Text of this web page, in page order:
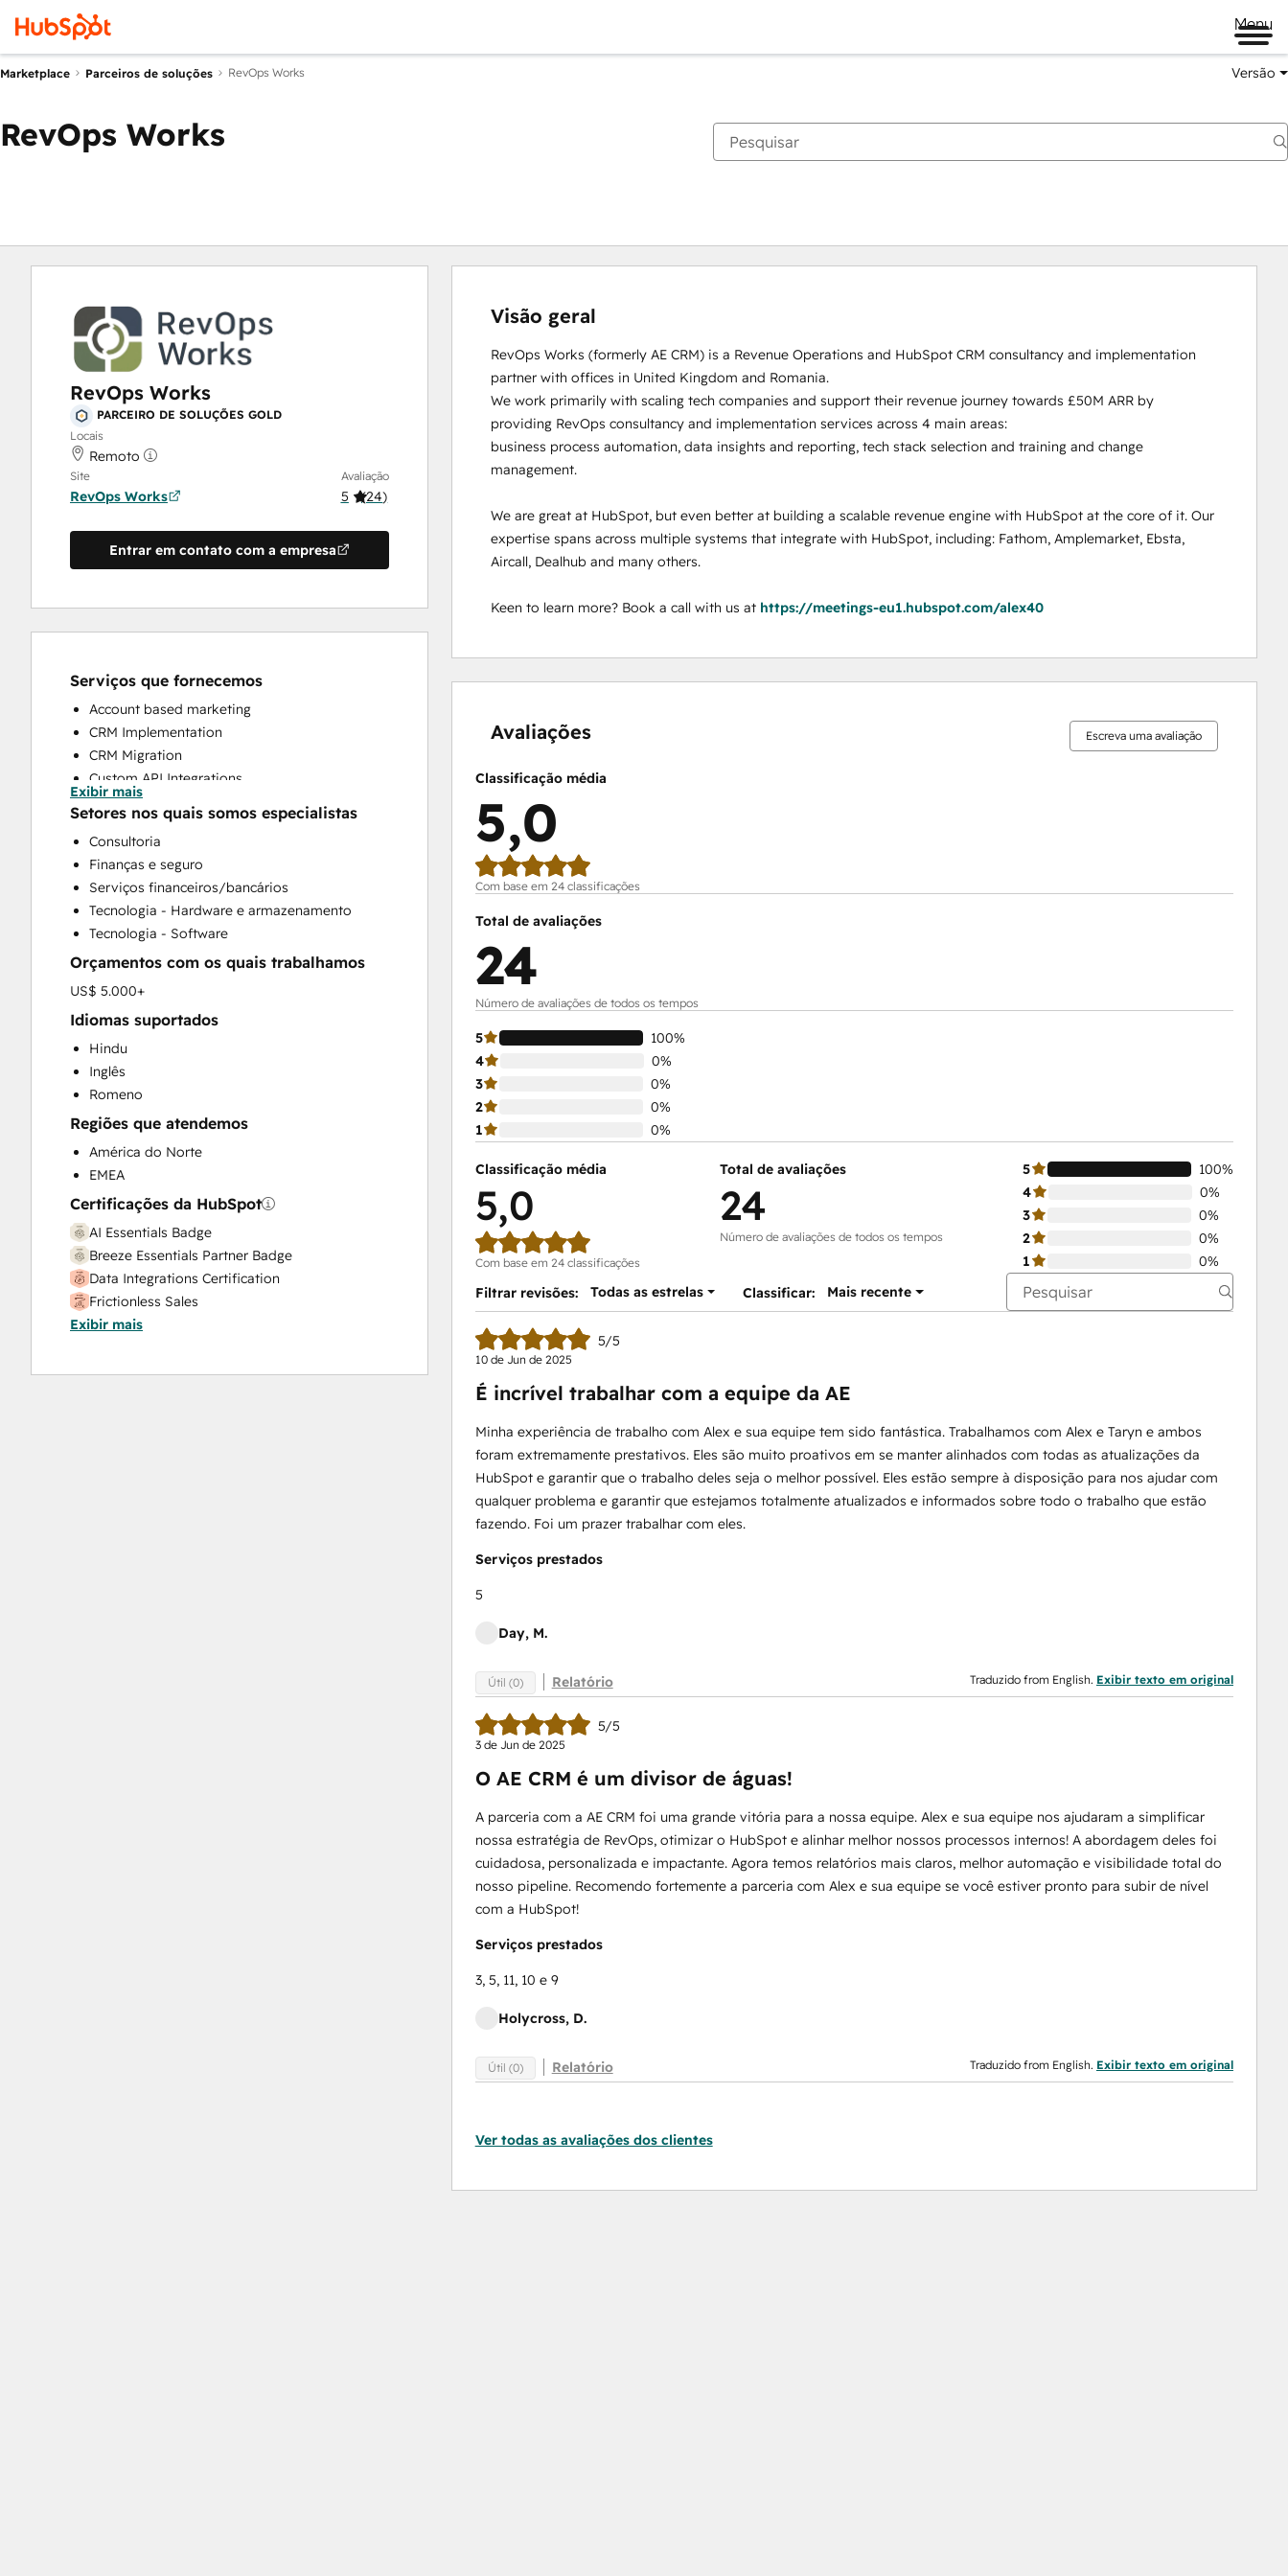
Menu
Marketplace Parceiros de soluções RevOps Works Versão
RevOps Works
RevOps Works
PARCEIRO DE SOLUÇÕES GOLD
Locais
Remoto
Site
RevOps Works
Avaliação
5 (24)
Entrar em contato com a empresa
Serviços que fornecemos
Account based marketing
CRM Implementation
CRM Migration
Custom API Integrations
Customer Marketing
Customer Success Training
Customer Support Training
Customer Survey and Analysis
Email Marketing
Full Inbound Marketing Services
Help Desk Implementation
HubSpot Onboarding
Knowledge Base Development
Marketing Hub Professional Onboarding
Programmable Automation
Sales and Marketing Alignment
Sales Coaching and Training
Sales Enablement
Sales Hub Enterprise Onboarding
Sales Hub Professional Onboarding
Service Hub Professional Onboarding
Exibir mais
Setores nos quais somos especialistas
Consultoria
Finanças e seguro
Serviços financeiros/bancários
Tecnologia - Hardware e armazenamento
Tecnologia - Software
Orçamentos com os quais trabalhamos
US$ 5.000+
Idiomas suportados
Hindu
Inglês
Romeno
Regiões que atendemos
América do Norte
EMEA
Certificações da HubSpot
AI Essentials Badge
Breeze Essentials Partner Badge
Data Integrations Certification
Frictionless Sales
HubSpot Sales Hub Software Certification
Inbound
Exibir mais
Visão geral
RevOps Works (formerly AE CRM) is a Revenue Operations and HubSpot CRM consultancy and implementation
partner with offices in United Kingdom and Romania.
We work primarily with scaling tech companies and support their revenue journey towards £50M ARR by
providing RevOps consultancy and implementation services across 4 main areas:
business process automation, data insights and reporting, tech stack selection and training and change
management.
We are great at HubSpot, but even better at building a scalable revenue engine with HubSpot at the core of it. Our
expertise spans across multiple systems that integrate with HubSpot, including: Fathom, Amplemarket, Ebsta,
Aircall, Dealhub and many others.
Keen to learn more? Book a call with us at https://meetings-eu1.hubspot.com/alex40
Avaliações Escreva uma avaliação
Classificação média
5,0
Com base em 24 classificações
Total de avaliações
24
Número de avaliações de todos os tempos
5
100%
4
0%
3
0%
2
0%
1
0%
Classificação média
5,0
Com base em 24 classificações
Total de avaliações
24
Número de avaliações de todos os tempos
5
100%
4
0%
3
0%
2
0%
1
0%
Filtrar revisões:
Todas as estrelas Classificar: Mais recente
5/5
10 de Jun de 2025
É incrível trabalhar com a equipe da AE
Minha experiência de trabalho com Alex e sua equipe tem sido fantástica. Trabalhamos com Alex e Taryn e ambos
foram extremamente prestativos. Eles são muito proativos em se manter alinhados com todas as atualizações da
HubSpot e garantir que o trabalho deles seja o melhor possível. Eles estão sempre à disposição para nos ajudar com
qualquer problema e garantir que estejamos totalmente atualizados e informados sobre todo o trabalho que estão
fazendo. Foi um prazer trabalhar com eles.
Serviços prestados
5
Day, M.
Útil (0) Relatório Traduzido from English. Exibir texto em original
5/5
3 de Jun de 2025
O AE CRM é um divisor de águas!
A parceria com a AE CRM foi uma grande vitória para a nossa equipe. Alex e sua equipe nos ajudaram a simplificar
nossa estratégia de RevOps, otimizar o HubSpot e alinhar melhor nossos processos internos! A abordagem deles foi
cuidadosa, personalizada e impactante. Agora temos relatórios mais claros, melhor automação e visibilidade total do
nosso pipeline. Recomendo fortemente a parceria com Alex e sua equipe se você estiver pronto para subir de nível
com a HubSpot!
Serviços prestados
3, 5, 11, 10 e 9
Holycross, D.
Útil (0) Relatório Traduzido from English. Exibir texto em original
Ver todas as avaliações dos clientes